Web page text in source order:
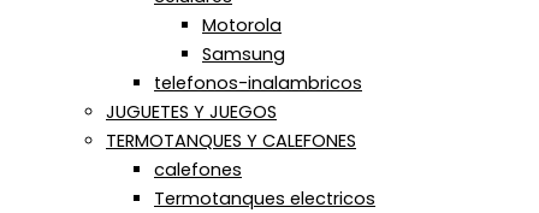
Motorola
Samsung
telefonos-inalambricos
JUGUETES Y JUEGOS
TERMOTANQUES Y CALEFONES
calefones
Termotanques electricos